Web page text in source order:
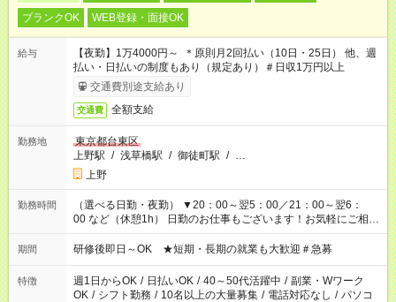
ブランクOK
WEB登録・面接OK
給与
【夜勤】1万4000円～ ＊原則月2回払い（10日・25日） 他、週
払い・日払いの制度もあり（規定あり）＃日収1万円以上
交通費別途支給あり
交通費 全額支給
勤務地
東京都台東区
上野駅 / 浅草橋駅 / 御徒町駅 / …
上野
勤務時間
（選べる日勤・夜勤） ▼20：00～翌5：00／21：00～翌6：
00 など（休憩1h） 日勤のお仕事もございます！お気軽にご相談
ください！
期間 研修後即日～OK ★短期・長期の就業も大歓迎＃急募
特徴 週1日からOK / 日払いOK / 40～50代活躍中 / 副業・Wワーク
OK / シフト勤務 / 10名以上の大量募集 / 電話対応なし / パソコ